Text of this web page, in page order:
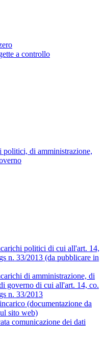
a controllo
di amministrazione,
politici di cui all'art. 14,
n. 33/2013 (da pubblicare in
di amministrazione, di
governo di cui all'art. 14, co.
n. 33/2013
(documentazione da
sito web)
comunicazione dei dati